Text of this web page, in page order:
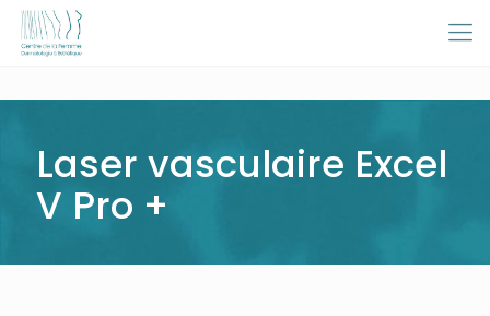
Laser vasculaire Excel
V Pro +